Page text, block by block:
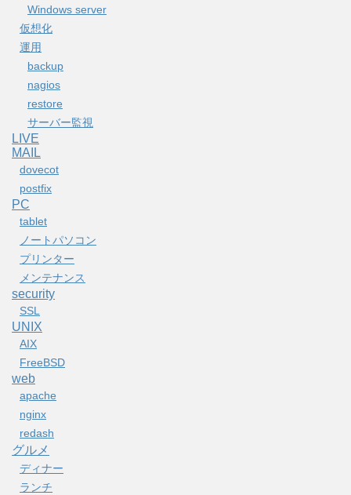
Windows server
仮想化
運用
backup
nagios
restore
サーバー監視
LIVE
MAIL
dovecot
postfix
PC
tablet
ノートパソコン
プリンター
メンテナンス
security
SSL
UNIX
AIX
FreeBSD
web
apache
nginx
redash
グルメ
ディナー
ランチ